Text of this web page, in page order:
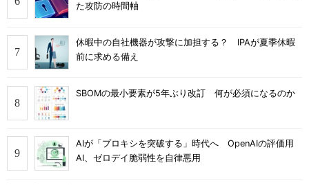
た攻防の時間軸
休暇中の自社機器が攻撃に加担する？ IPAが夏季休暇
前に求める備え
SBOMの最小要素が5年ぶり改訂 何が必須になるのか
AIが「プロキシを突破する」時代へ OpenAIの評価用
AI、ゼロデイ脆弱性を自律悪用